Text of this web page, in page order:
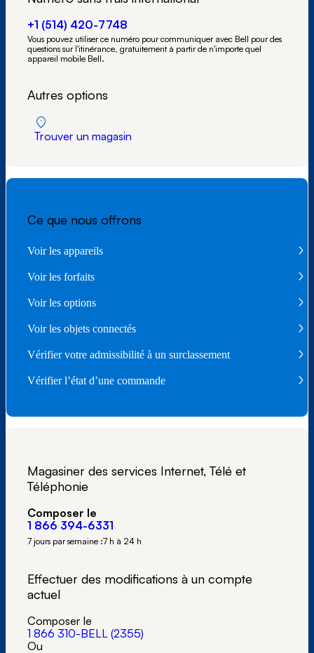
+1 (514) 420-7748
Vous pouvez utiliser ce numéro pour communiquer avec Bell pour des
questions sur l'itinérance, gratuitement à partir de n'importe quel
appareil mobile Bell.
Autres options
Trouver un magasin
Ce que nous offrons
Voir les appareils
Voir les forfaits
Voir les options
Voir les objets connectés
Vérifier votre admissibilité à un surclassement
Vérifier l’état d’une commande
Magasiner des services Internet, Télé et
Téléphonie
Composer le
1 866 394-6331
7 jours par semaine :7 h à 24 h
Effectuer des modifications à un compte
actuel
Composer le
1 866 310-BELL (2355)
Ou